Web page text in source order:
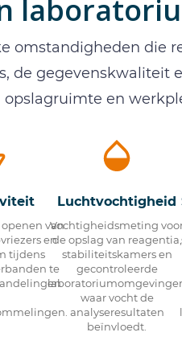
omstandigheden die
de gegevenskwaliteit
opslagruimte en
van
en
tijdens
te
Luchtvochtigheid
Vochtigheidsmeting
de opslag van reagentia,
stabiliteitskamers en
gecontroleerde
waar vocht de
analyseresultaten
beïnvloedt.